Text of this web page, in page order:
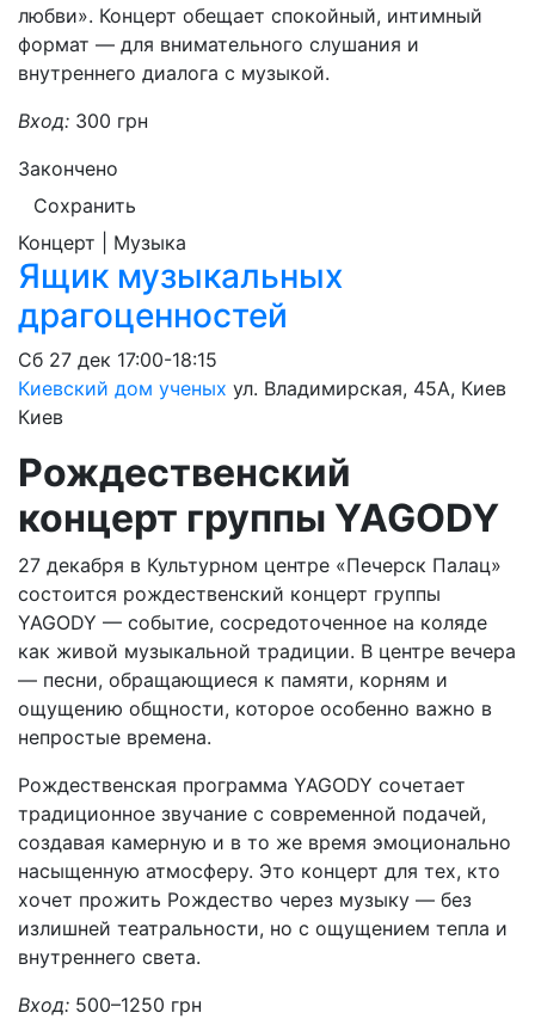
любви». Концерт обещает спокойный, интимный
формат — для внимательного слушания и
внутреннего диалога с музыкой.
Вход: 300 грн
Закончено
Сохранить
Концерт | Музыка
Ящик музыкальных
драгоценностей
Сб 27 дек 17:00-18:15
Киевский дом ученых ул. Владимирская, 45А, Киев
Киев
Рождественский
концерт группы YAGODY
27 декабря в Культурном центре «Печерск Палац»
состоится рождественский концерт группы
YAGODY — событие, сосредоточенное на коляде
как живой музыкальной традиции. В центре вечера
— песни, обращающиеся к памяти, корням и
ощущению общности, которое особенно важно в
непростые времена.
Рождественская программа YAGODY сочетает
традиционное звучание с современной подачей,
создавая камерную и в то же время эмоционально
насыщенную атмосферу. Это концерт для тех, кто
хочет прожить Рождество через музыку — без
излишней театральности, но с ощущением тепла и
внутреннего света.
Вход: 500–1250 грн